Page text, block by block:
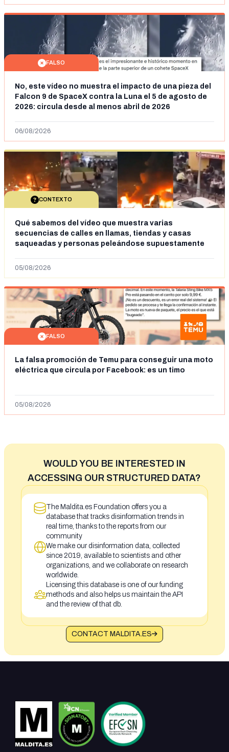
FALSO
No, este vídeo no muestra el impacto de una pieza del
Falcon 9 de SpaceX contra la Luna el 5 de agosto de
2026: circula desde al menos abril de 2026
06/08/2026
CONTEXTO
Qué sabemos del vídeo que muestra varias
secuencias de calles en llamas, tiendas y casas
saqueadas y personas peleándose supuestamente
situación irregular a Ceuta
05/08/2026
FALSO
La falsa promoción de Temu para conseguir una moto
eléctrica que circula por Facebook: es un timo
05/08/2026
WOULD YOU BE INTERESTED IN
ACCESSING OUR STRUCTURED DATA?
The Maldita.es Foundation offers you a
database that tracks disinformation trends in
real time, thanks to the reports from our
community
We make our disinformation data, collected
since 2019, available to scientists and other
organizations, and we collaborate on research
worldwide.
Licensing this database is one of our funding
methods and also helps us maintain the API
and the review of that db.
CONTACT MALDITA.ES